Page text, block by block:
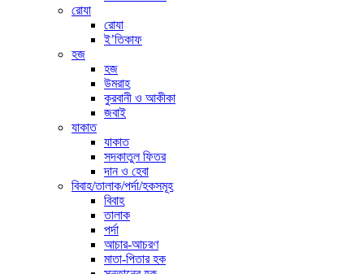
রোযা
রোযা
ই’তিকাফ
হজ
হজ
উমরাহ
কুরবানী ও আকীকা
জবাই
যাকাত
যাকাত
সদকাতুল ফিতর
দান ও হেবা
বিবাহ/তালাক/পর্দা/হকসমূহ
বিবাহ
তালাক
পর্দা
আচার-আচরণ
মাতা-পিতার হক